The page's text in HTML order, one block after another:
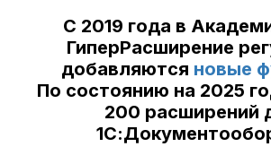
С 2019 года в
ГиперРасширение
добавляются новые
По состоянию на 2025
200 расширений